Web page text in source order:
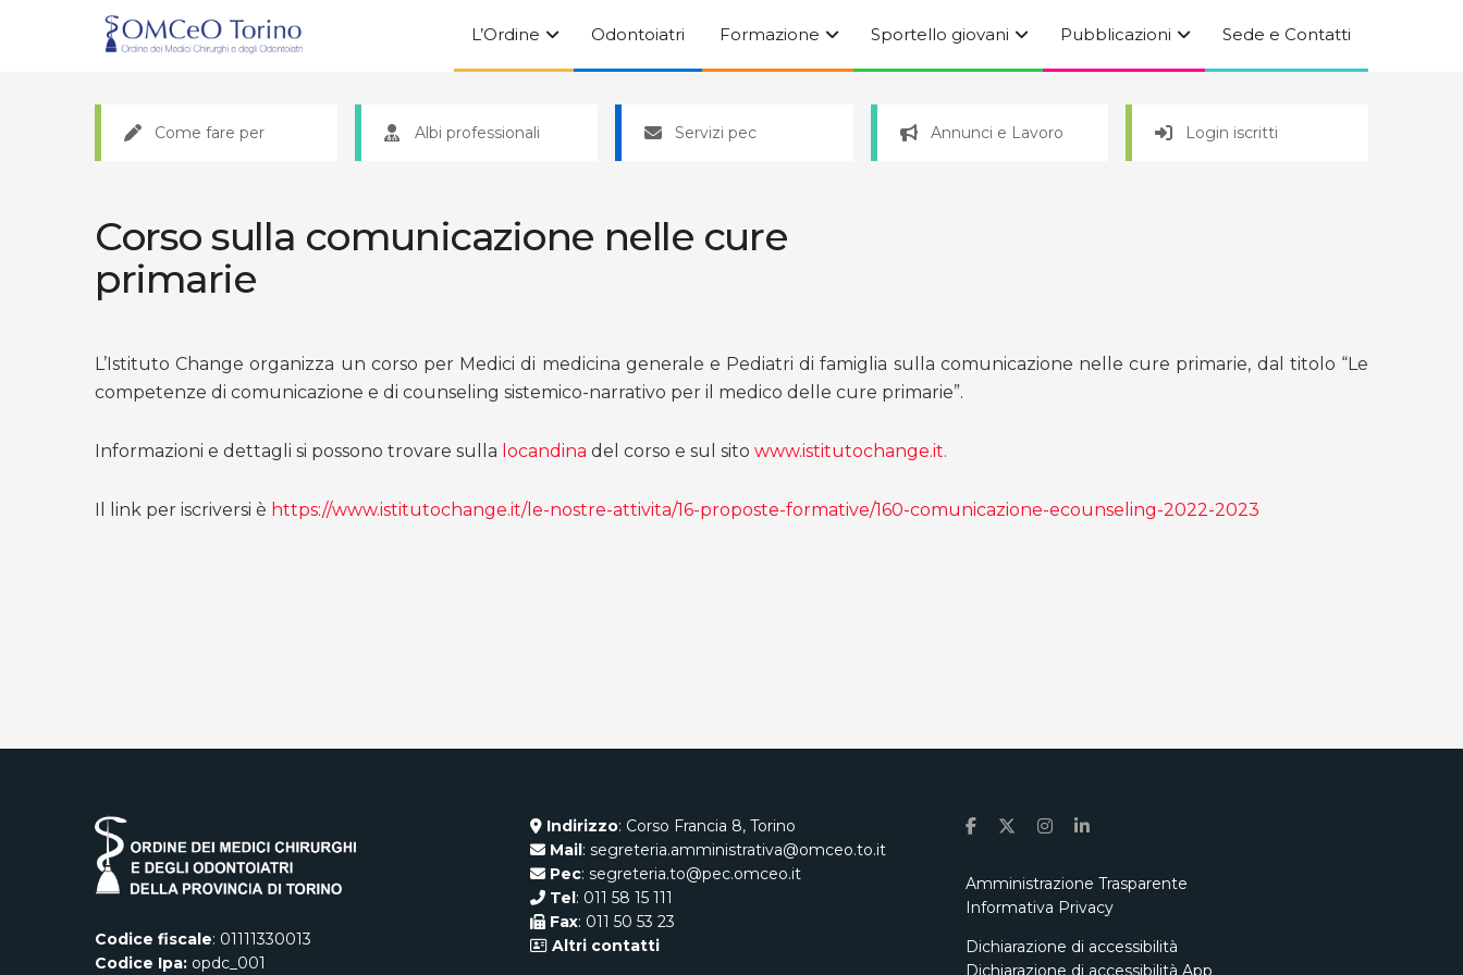
L’Ordine Odontoiatri Formazione Sportello giovani Pubblicazioni Sede e Contatti
Come fare per Albi professionali Servizi pec Annunci e Lavoro Login iscritti
Corso sulla comunicazione nelle cure
primarie
L’Istituto Change organizza un corso per Medici di medicina generale e Pediatri di famiglia sulla comunicazione nelle cure primarie, dal titolo “Le
competenze di comunicazione e di counseling sistemico-narrativo per il medico delle cure primarie”.
Informazioni e dettagli si possono trovare sulla locandina del corso e sul sito www.istitutochange.it.
Il link per iscriversi è https://www.istitutochange.it/le-nostre-attivita/16-proposte-formative/160-comunicazione-ecounseling-2022-2023
Codice fiscale: 01111330013
Codice Ipa: opdc_001
Indirizzo: Corso Francia 8, Torino
Mail : segreteria.amministrativa@omceo.to.it
Pec: segreteria.to@pec.omceo.it
Tel : 011 58 15 111
Fax: 011 50 53 23
Altri contatti
Amministrazione Trasparente
Informativa Privacy
Dichiarazione di accessibilità
Dichiarazione di accessibilità App